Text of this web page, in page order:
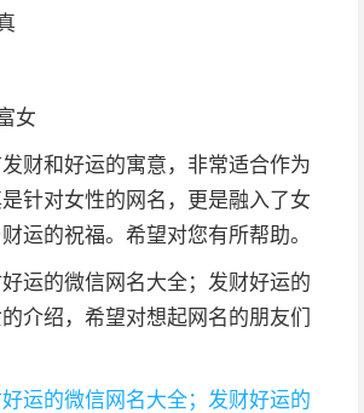
女
财和好运的寓意，非常适合作为
针对女性的网名，更是融入了女
运的祝福。希望对您有所帮助。
运的微信网名大全；发财好运的
介绍，希望对想起网名的朋友们
运的微信网名大全；发财好运的